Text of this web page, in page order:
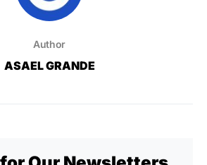
Author
ASAEL GRANDE